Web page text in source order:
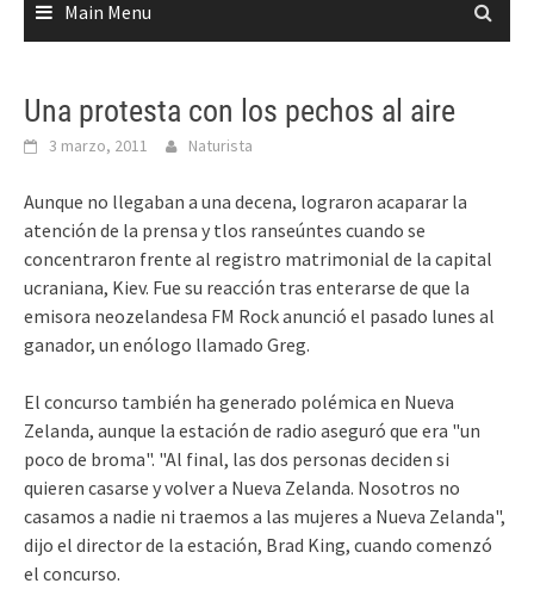
Main Menu
Una protesta con los pechos al aire
3 marzo, 2011 Naturista
Aunque no llegaban a una decena, lograron acaparar la
atención de la prensa y tlos ranseúntes cuando se
concentraron frente al registro matrimonial de la capital
ucraniana, Kiev. Fue su reacción tras enterarse de que la
emisora neozelandesa FM Rock anunció el pasado lunes al
ganador, un enólogo llamado Greg.
El concurso también ha generado polémica en Nueva
Zelanda, aunque la estación de radio aseguró que era "un
poco de broma". "Al final, las dos personas deciden si
quieren casarse y volver a Nueva Zelanda. Nosotros no
casamos a nadie ni traemos a las mujeres a Nueva Zelanda",
dijo el director de la estación, Brad King, cuando comenzó
el concurso.